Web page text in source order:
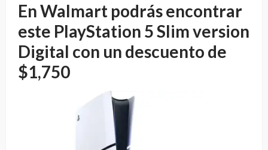
En Walmart podrás encontrar
este PlayStation 5 Slim version
Digital con un descuento de
$1,750